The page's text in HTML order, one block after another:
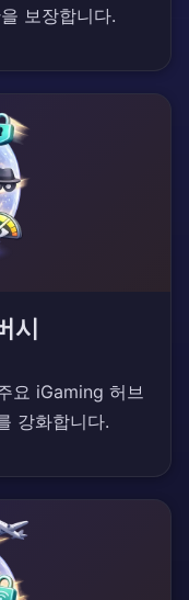
보장합니다.
시
요 iGaming 허브
강화합니다.